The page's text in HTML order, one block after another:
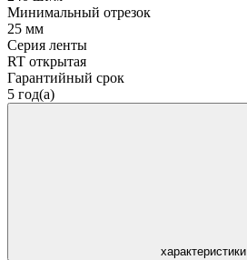
Минимальный отрезок
25 мм
Серия ленты
RT открытая
Гарантийный срок
5 год(а)
характеристики